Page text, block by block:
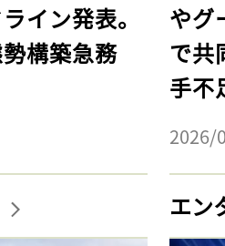
イン発表。
構築急務
やグ
で共
手不
2026/
エン